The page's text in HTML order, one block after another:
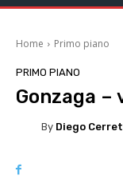
Home Primo piano
PRIMO PIANO
Gonzaga
By Diego